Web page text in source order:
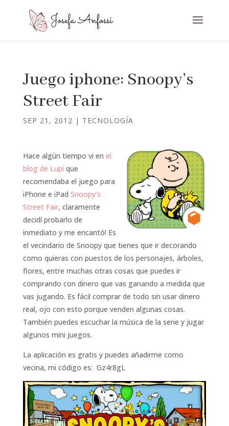
Juego iphone: Snoopy’s
Street Fair
SEP 21, 2012 | TECNOLOGÍA
Hace algún tiempo vi en el
blog de Lupi que
recomendaba el juego para
iPhone e iPad Snoopy’s
Street Fair, claramente
decidí probarlo de
inmediato y me encantó! Es
el vecindario de Snoopy que tienes que ir decorando
como quieras con puestos de los personajes, árboles,
flores, entre muchas otras cosas que puedes ir
comprando con dinero que vas ganando a medida que
vas jugando. Es fácil comprar de todo sin usar dinero
real, ojo con esto porque venden algunas cosas.
También puedes escuchar la música de la serie y jugar
algunos mini juegos.
La aplicación es gratis y puedes añadirme como
vecina, mi código es: Gz4r8gL